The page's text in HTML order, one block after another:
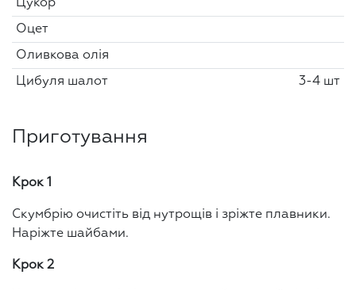
Цукор
Оцет
Оливкова олія
Цибуля шалот 3-4 шт
Приготування
Крок 1
Скумбрію очистіть від нутрощів і зріжте плавники.
Наріжте шайбами.
Крок 2